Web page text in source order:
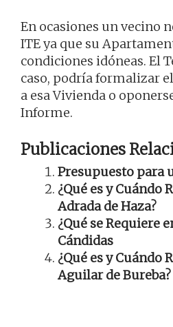
En ocasiones un vecino
ITE ya que su
condiciones idóneas. El
caso, podría formalizar
a esa Vivienda o
Informe.
Publicaciones
Presupuesto para
¿Qué es y Cuándo
Adrada de Haza?
¿Qué se Requiere
Cándidas
¿Qué es y Cuándo
Aguilar de Bureba?